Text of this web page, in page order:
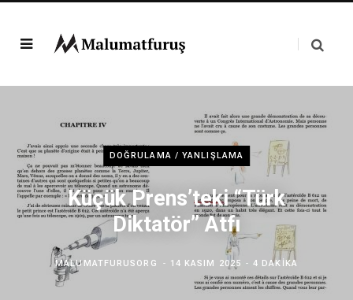
DOĞRULAMA / YANLIŞLAMA
Küçük Prens’teki “Türk
Diktatör” Atfı
MALUMATFURUSORG 14 KASIM 2025 4 DAKIKA